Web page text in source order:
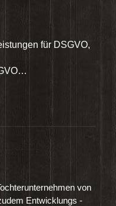
für DSGVO,
von
Entwicklungs -